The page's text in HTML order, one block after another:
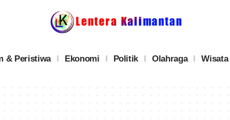
& Peristiwa Ekonomi Politik Olahraga Wisata